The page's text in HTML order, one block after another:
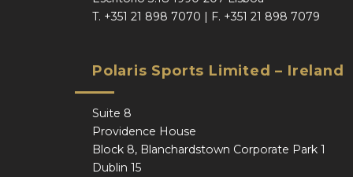
T. +351 21 898 7070 | F. +351 21 898 7079
Polaris Sports Limited – Ireland
Suite 8
Providence House
Block 8, Blanchardstown Corporate Park 1
Dublin 15